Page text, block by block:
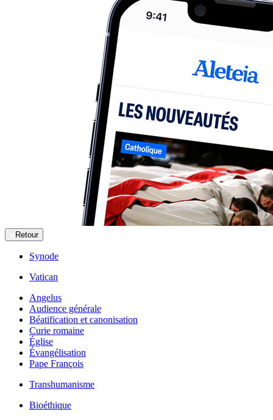
Retour
Synode
Vatican
Angelus
Audience générale
Béatification et canonisation
Curie romaine
Église
Évangélisation
Pape François
Transhumanisme
Bioéthique